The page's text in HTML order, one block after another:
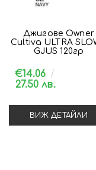
Джигове Owner
Cultiva ULTRA
GJUS 120гр
€14.06
27.50 лв.
ВИЖ ДЕТАЙЛИ